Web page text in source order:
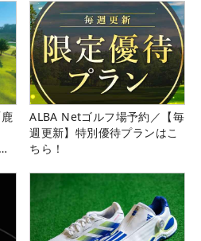
ALBA Netゴルフ場予約／【毎
週更新】特別優待プランはこ
ちら！